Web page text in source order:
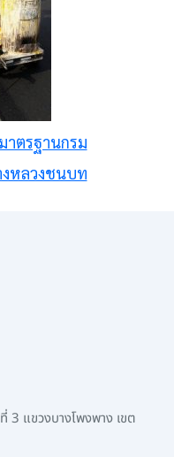
าตรฐานกรม
งหลวงชนบท
3 แขวงบางโพงพาง เขต